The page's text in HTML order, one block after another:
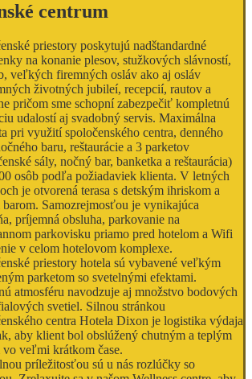
centrum
priestory poskytujú nadštandardné
na konanie plesov, stužkových slávností,
veľkých firemných osláv ako aj osláv
životných jubileí, recepcií, rautov a
pričom sme schopní zabezpečiť kompletnú
udalostí aj svadobný servis. Maximálna
pri využití spoločenského centra, denného
baru, reštaurácie a 3 parketov
sály, nočný bar, banketka a reštaurácia)
osôb podľa požiadaviek klienta. V letných
je otvorená terasa s detským ihriskom a
Samozrejmosťou je vynikajúca
príjemná obsluha, parkovanie na
parkovisku priamo pred hotelom a Wifi
v celom hotelovom komplexe.
priestory hotela sú vybavené veľkým
parketom so svetelnými efektami.
atmosféru navodzuje aj množstvo bodových
svetiel. Silnou stránkou
centra Hotela Dixon je logistika výdaja
aby klient bol obslúžený chutným a teplým
vo veľmi krátkom čase.
príležitosťou sú u nás rozlúčky so